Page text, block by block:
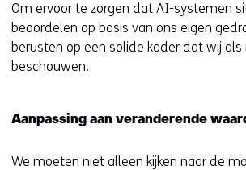
Om ervoor te zorgen dat AI-systemen
beoordelen op basis van ons eigen
berusten op een solide kader dat wij
beschouwen.
Aanpassing aan veranderende
We moeten niet alleen kijken naar de